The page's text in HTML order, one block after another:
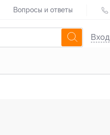
Вопросы и ответы
Вход